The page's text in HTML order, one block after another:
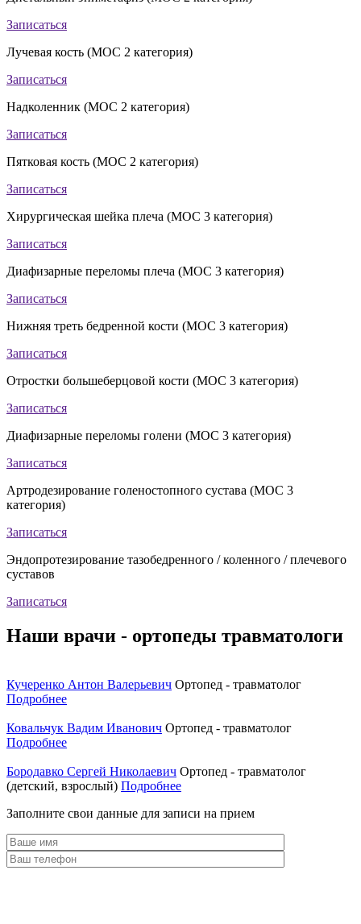
Записаться
Лучевая кость (МОС 2 категория)
Записаться
Надколенник (МОС 2 категория)
Записаться
Пятковая кость (МОС 2 категория)
Записаться
Хирургическая шейка плеча (МОС 3 категория)
Записаться
Диафизарные переломы плеча (МОС 3 категория)
Записаться
Нижняя треть бедренной кости (МОС 3 категория)
Записаться
Отростки большеберцовой кости (МОС 3 категория)
Записаться
Диафизарные переломы голени (МОС 3 категория)
Записаться
Артродезирование голеностопного сустава (МОС 3
категория)
Записаться
Эндопротезирование тазобедренного / коленного / плечевого
суставов
Записаться
Наши врачи - ортопеды травматологи
Кучеренко Антон Валерьевич Ортопед - травматолог
Подробнее
Ковальчук Вадим Иванович Ортопед - травматолог
Подробнее
Бородавко Сергей Николаевич Ортопед - травматолог
(детский, взрослый) Подробнее
Заполните свои данные для записи на прием